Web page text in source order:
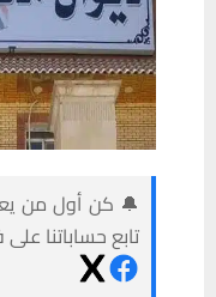
🔔 كن أول من
تابع حساباتنا